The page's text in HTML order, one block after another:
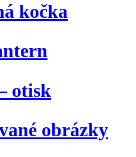
kočka
otisk
obrázky